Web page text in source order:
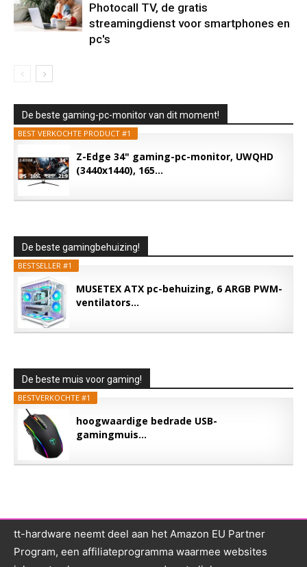
Photocall TV, de gratis
streamingdienst voor smartphones en
pc's
De beste gaming-pc-monitor van dit moment!
BEST VERKOCHTE PRODUCT #1
Z-Edge 34" gaming-pc-monitor, UWQHD
(3440x1440), 165...
De beste gamingbehuizing!
BESTSELLER #1
MUSETEX ATX pc-behuizing, 6 ARGB PWM-
ventilators...
De beste muis voor gaming!
BESTVERKOCHTE #1
hoogwaardige bedrade USB-
gamingmuis...
tt-hardware neemt deel aan het Amazon EU Partner
Program, een affiliateprogramma waarmee websites